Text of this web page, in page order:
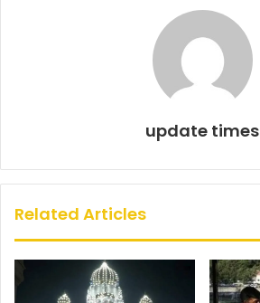
update times
Related Articles